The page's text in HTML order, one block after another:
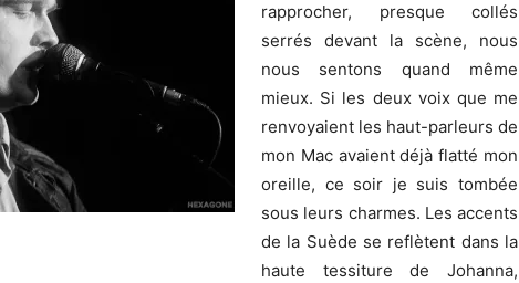
rapprocher, presque collés
serrés devant la scène, nous
nous sentons quand même
mieux. Si les deux voix que me
renvoyaient les haut-parleurs de
mon Mac avaient déjà flatté mon
oreille, ce soir je suis tombée
sous leurs charmes. Les accents
de la Suède se reflètent dans la
haute tessiture de Johanna,